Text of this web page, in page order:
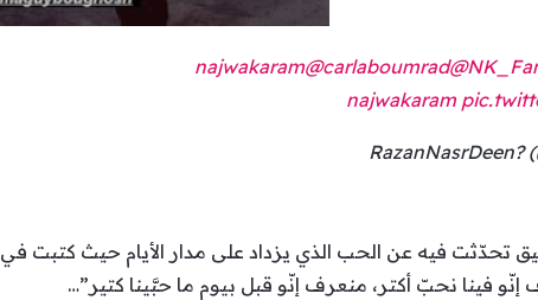
@carlaboumrad
تحدّثت فيه عن الحب الذي يزداد على مدار الأيام حيث كتبت في
فينا نحبّ أكتر، منعرف إنّو قبل بيوم ما حبَّينا كتير”…